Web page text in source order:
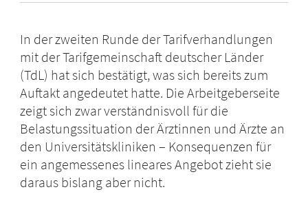
In der zweiten Runde der Tarifverhandlungen
mit der Tarifgemeinschaft deutscher Länder
(TdL) hat sich bestätigt, was sich bereits zum
Auftakt angedeutet hatte. Die Arbeitgeberseite
zeigt sich zwar verständnisvoll für die
Belastungssituation der Ärztinnen und Ärzte an
den Universitätskliniken – Konsequenzen für
ein angemessenes lineares Angebot zieht sie
daraus bislang aber nicht.